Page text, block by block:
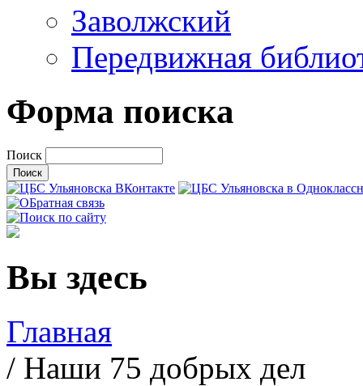
Заволжский
Передвижная
Форма поиска
Поиск
Вы здесь
Главная
/ Наши 75 добрых дел